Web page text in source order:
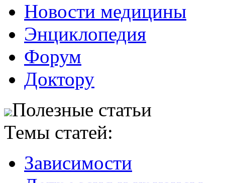
Новости медицины
Энциклопедия
Форум
Доктору
Полезные статьи
Темы статей:
Зависимости